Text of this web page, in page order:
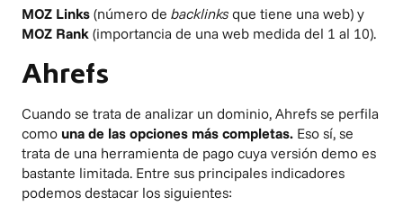
MOZ Links (número de backlinks que tiene una web) y
MOZ Rank (importancia de una web medida del 1 al 10).
Ahrefs
Cuando se trata de analizar un dominio, Ahrefs se perfila
como una de las opciones más completas. Eso sí, se
trata de una herramienta de pago cuya versión demo es
bastante limitada. Entre sus principales indicadores
podemos destacar los siguientes: